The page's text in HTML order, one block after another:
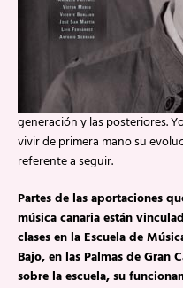
generación y las posteriores.
vivir de primera mano su
referente a seguir.
Partes de las aportaciones
música canaria están
clases en la Escuela de
Bajo, en las Palmas de Gran
sobre la escuela, su